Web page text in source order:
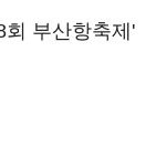
부산항축제'